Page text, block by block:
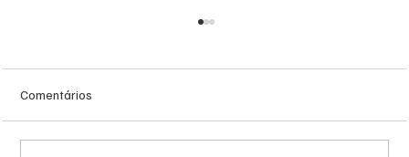
Comentários